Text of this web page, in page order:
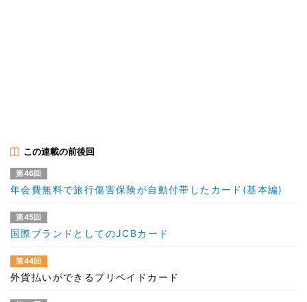
この連載の前後回
第46回
年会費無料で旅行傷害保険が自動付帯したカード(基本編)
第45回
国際ブランドとしてのJCBカード
第44回
外貨払いができるプリペイドカード